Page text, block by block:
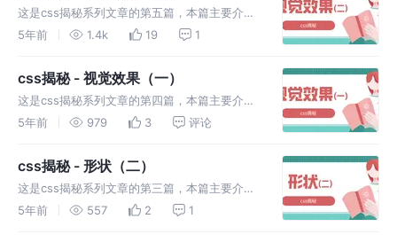
这是css揭秘系列文章的第五篇，本篇主要介绍
使用css可以实现的视觉效果。包括毛玻璃效果
5年前 1.4k 19 1
css揭秘 - 视觉效果（一）
这是css揭秘系列文章的第四篇，本篇主要介绍
使用css可以实现的一些视觉效果。包括单侧投
5年前 979 3 评论
css揭秘 - 形状（二）
这是css揭秘系列文章的第三篇，本篇主要介绍
使用css可以实现的一些形状。包括切角效果、
5年前 557 2 1